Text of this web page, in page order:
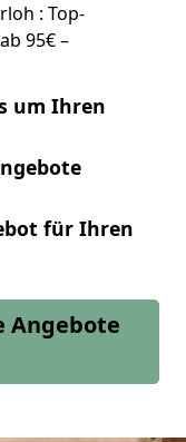
: Top-
95€ –
um Ihren
für Ihren
Angebote